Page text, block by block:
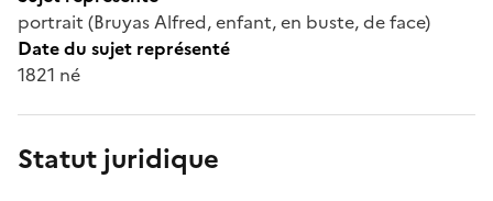
portrait (Bruyas Alfred, enfant, en buste, de face)
Date du sujet représenté
1821 né
Statut juridique